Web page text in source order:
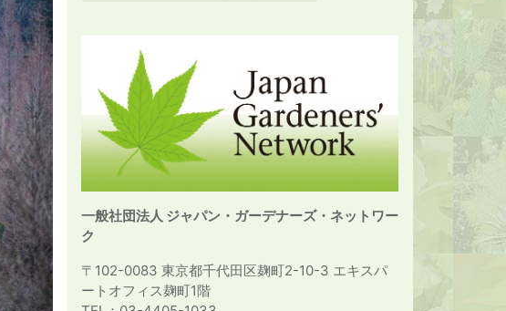
一般社団法人 ジャパン・ガーデナーズ・ネットワー
ク
〒102-0083 東京都千代田区麹町2-10-3 エキスパ
ートオフィス麹町1階